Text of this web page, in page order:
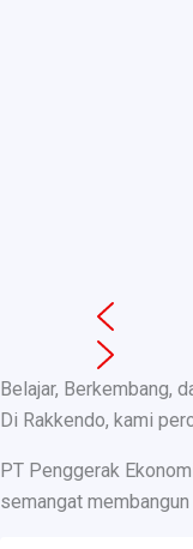
Belajar, Berkembang,
Di Rakkendo, kami
PT Penggerak
semangat